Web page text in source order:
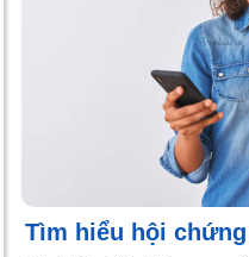
Tìm hiểu hội